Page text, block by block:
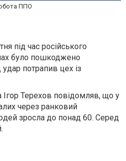
ППО
під час російського
було пошкоджено
потрапив цех із
Терехов повідомляв, що у
через ранковий
зросла до понад 60. Серед